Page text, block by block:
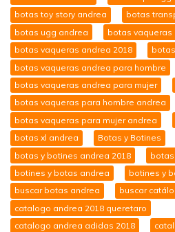
botas toy story andrea
botas
botas ugg andrea
botas vaqueras
botas vaqueras andrea 2018
botas vaqueras andrea para hombre
botas vaqueras andrea para mujer
botas vaqueras para hombre andrea
botas vaqueras para mujer andrea
botas xl andrea
Botas y Botines
botas y botines andrea 2018
botines y botas andrea
botines y
buscar botas andrea
buscar
catalogo andrea 2018 queretaro
catalogo andrea adidas 2018